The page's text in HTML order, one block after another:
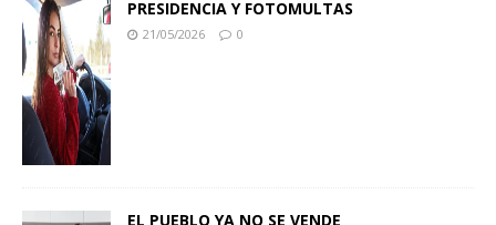
PRESIDENCIA Y FOTOMULTAS
21/05/2026 0
EL PUEBLO YA NO SE VENDE